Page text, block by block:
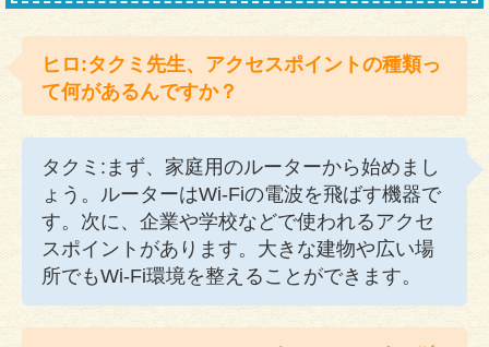
ヒロ:タクミ先生、アクセスポイントの種類っ
て何があるんですか？
タクミ:まず、家庭用のルーターから始めまし
ょう。ルーターはWi-Fiの電波を飛ばす機器で
す。次に、企業や学校などで使われるアクセ
スポイントがあります。大きな建物や広い場
所でもWi-Fi環境を整えることができます。